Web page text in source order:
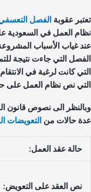
حساب أبشر أو حساب وزارة
المطلوبة ويتم إرفاقها
حل
وبشكل وديّ تحول القضية
عقوبةالفصل التعسفي
العمل في السعودية على
غياب الأسباب المشروعة
التي جاءت نتيجة
كانت لرغبة في
نص نظام العمل على
حالات منالتعويضات
حالة عقد العمل:
نص العقد على التعويض: